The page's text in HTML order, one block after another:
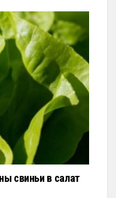
свиньи в салат